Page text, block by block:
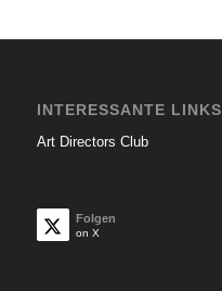
INTERESSANTE LINKS
Art Directors Club
Folgen
on X